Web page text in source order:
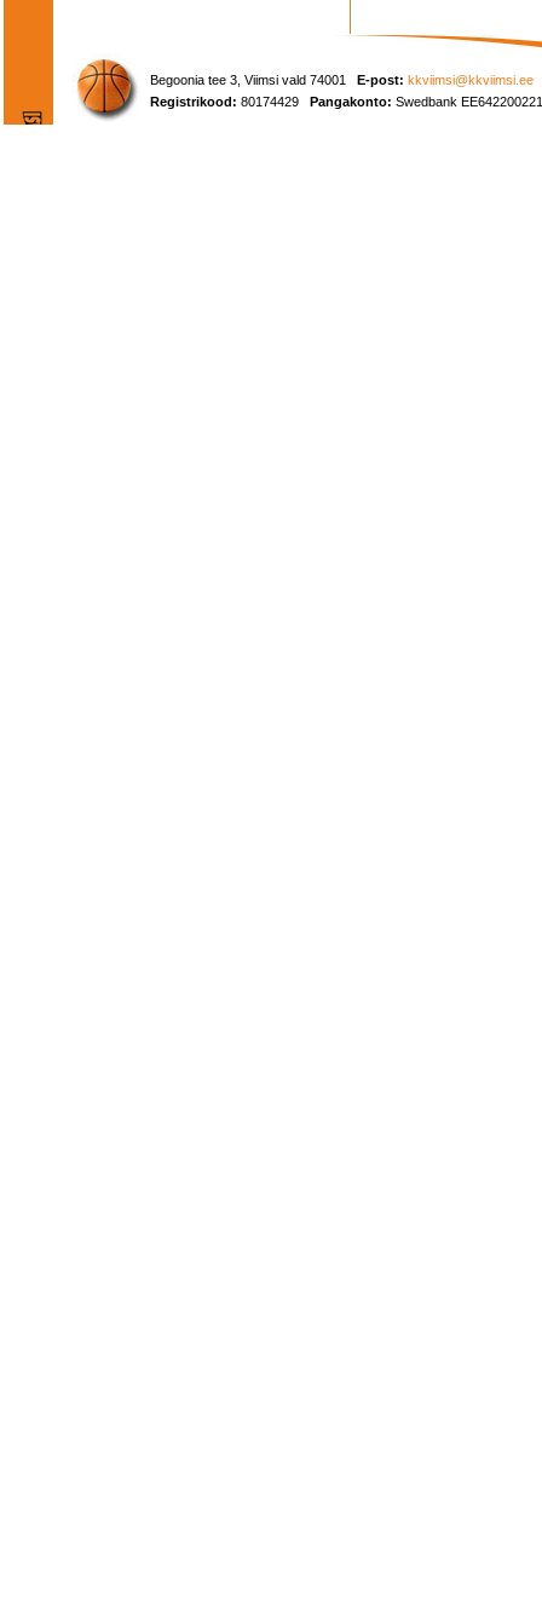
Begoonia tee 3, Viimsi vald 74001 E-post: kkviimsi@kkviimsi.ee
Registrikood: 80174429 Pangakonto: Swedbank